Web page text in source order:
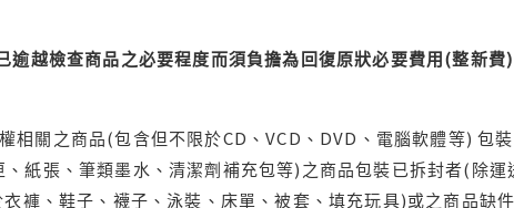
逾越檢查商品之必要程度而須負擔為回復原狀必要費用(整新
相關之商品(包含但不限於CD、VCD、DVD、電腦軟體等) 包
紙張、筆類墨水、清潔劑補充包等)之商品包裝已拆封者(除運
褲、鞋子、襪子、泳裝、床單、被套、填充玩具)或之商品缺